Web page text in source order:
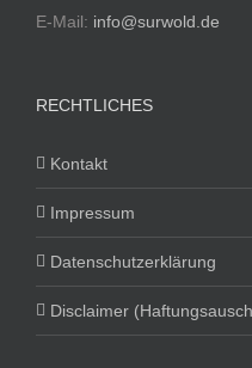
E-Mail: info@surwold.de
RECHTLICHES
Kontakt
Impressum
Datenschutzerklärung
Disclaimer